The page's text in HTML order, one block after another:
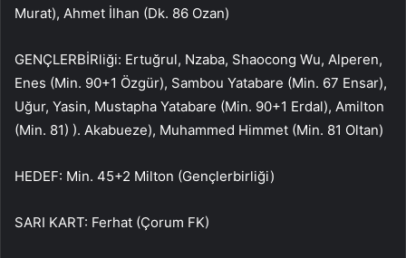
Murat), Ahmet İlhan (Dk. 86 Ozan)
GENÇLERBİRliği: Ertuğrul, Nzaba, Shaocong Wu, Alperen,
Enes (Min. 90+1 Özgür), Sambou Yatabare (Min. 67 Ensar),
Uğur, Yasin, Mustapha Yatabare (Min. 90+1 Erdal), Amilton
(Min. 81) ). Akabueze), Muhammed Himmet (Min. 81 Oltan)
HEDEF: Min. 45+2 Milton (Gençlerbirliği)
SARI KART: Ferhat (Çorum FK)